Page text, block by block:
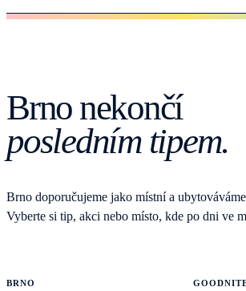
Brno nekončí
posledním tipem.
Brno doporučujeme jako místní a
Vyberte si tip, akci nebo místo, kde po dni ve
BRNO